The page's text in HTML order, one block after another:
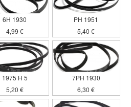
6H 1930
4,99 €
PH 1951
5,40 €
1975 H 5
5,20 €
7PH 1930
6,30 €